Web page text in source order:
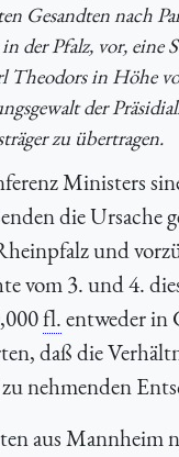
Gesandten nach
der Pfalz, vor,
Theodors in Höhe
der
zu übertragen.
Ministers
die Ursache
und
vom 3. und 4.
fl.entweder in
daß die
nehmenden
aus